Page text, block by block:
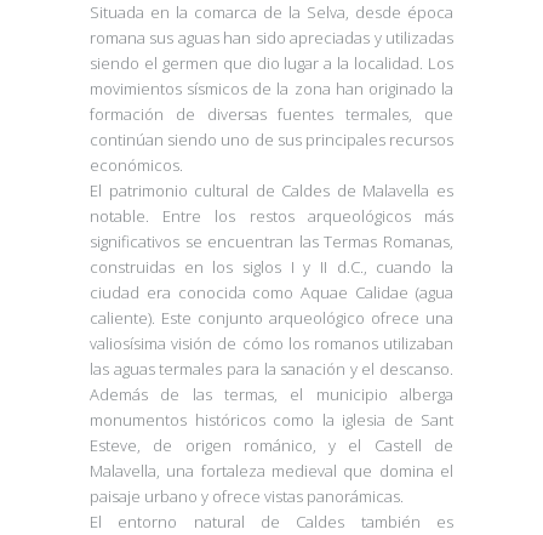
Situada en la comarca de la Selva, desde época
romana sus aguas han sido apreciadas y utilizadas
siendo el germen que dio lugar a la localidad. Los
movimientos sísmicos de la zona han originado la
formación de diversas fuentes termales, que
continúan siendo uno de sus principales recursos
económicos.
El patrimonio cultural de Caldes de Malavella es
notable. Entre los restos arqueológicos más
significativos se encuentran las Termas Romanas,
construidas en los siglos I y II d.C., cuando la
ciudad era conocida como Aquae Calidae (agua
caliente). Este conjunto arqueológico ofrece una
valiosísima visión de cómo los romanos utilizaban
las aguas termales para la sanación y el descanso.
Además de las termas, el municipio alberga
monumentos históricos como la iglesia de Sant
Esteve, de origen románico, y el Castell de
Malavella, una fortaleza medieval que domina el
paisaje urbano y ofrece vistas panorámicas.
El entorno natural de Caldes también es